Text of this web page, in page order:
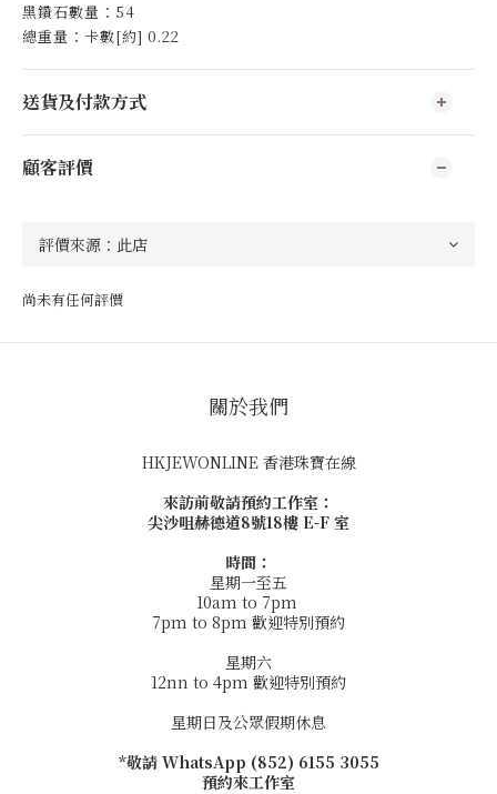
黑鑽石數量：54
總重量：卡數[約] 0.22
送貨及付款方式
顧客評價
尚未有任何評價
關於我們
HKJEWONLINE 香港珠寶在線
來訪前敬請預約工作室：
尖沙咀赫德道8號18樓 E-F 室
時間：
星期一至五
10am to 7pm
7pm to 8pm 歡迎特別預約
星期六
12nn to 4pm 歡迎特別預約
星期日及公眾假期休息
*敬請 WhatsApp (852) 6155 3055
預約來工作室